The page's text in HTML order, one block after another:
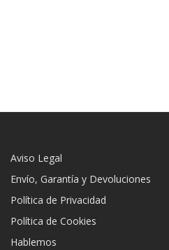
Aviso Legal
Envío, Garantía y Devoluciones
Política de Privacidad
Política de Cookies
Hablemos